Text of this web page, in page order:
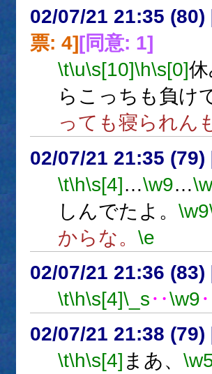
02/07/21 21:35 (80)
票: 4] [同意: 1]
\t\u\s[10]\h\s[0]
らこっちも負け
っても寝られん
02/07/21 21:35 (79)
\t\h\s[4]…\w9…
しんでたよ。 \w9
からな。 \e
02/07/21 21:36 (83)
\t\h\s[4]\_s‥\w9
02/07/21 21:38 (79)
\t\h\s[4] まあ、